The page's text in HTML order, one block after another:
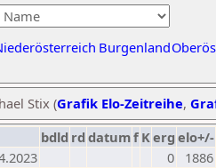
Burgenland
Stix (Grafik Elo-Zeitreihe,
bdld rd datumf Kerg elo+/-
0
1886